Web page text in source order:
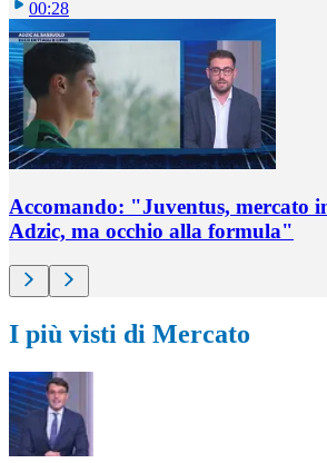
00:28
Accomando: "Juventus, mercato
Adzic, ma occhio alla formula"
I più visti di Mercato